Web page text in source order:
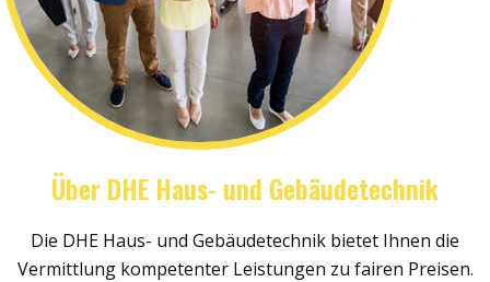
Über DHE Haus- und Gebäudetechnik
Die DHE Haus- und Gebäudetechnik bietet Ihnen die
Vermittlung kompetenter Leistungen zu fairen Preisen.